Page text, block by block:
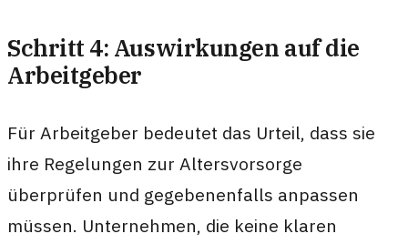
Schritt 4: Auswirkungen auf die
Arbeitgeber
Für Arbeitgeber bedeutet das Urteil, dass sie
ihre Regelungen zur Altersvorsorge
überprüfen und gegebenenfalls anpassen
müssen. Unternehmen, die keine klaren